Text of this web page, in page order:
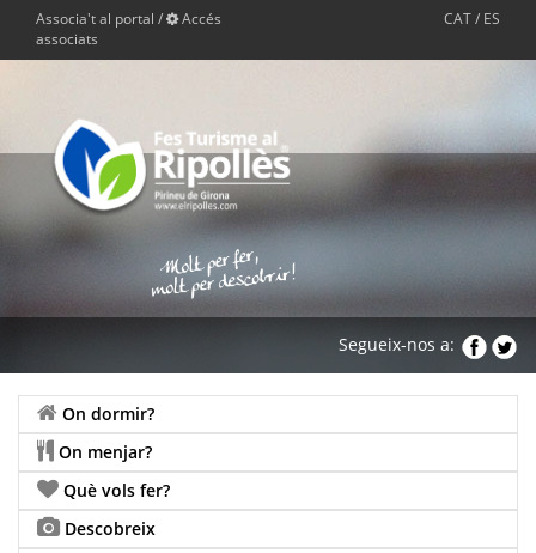
Associa't al portal /
Accés
associats
CAT/ ES
Segueix-nos a:
On dormir?
On menjar?
Què vols fer?
Descobreix